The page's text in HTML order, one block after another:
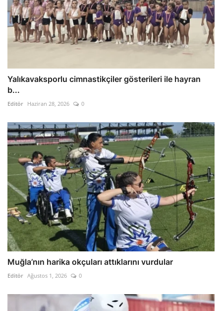
Yalıkavaksporlu cimnastikçiler gösterileri ile hayran
b...
Editör Haziran 28, 2026 0
Muğla’nın harika okçuları attıklarını vurdular
Editör Ağustos 1, 2026 0